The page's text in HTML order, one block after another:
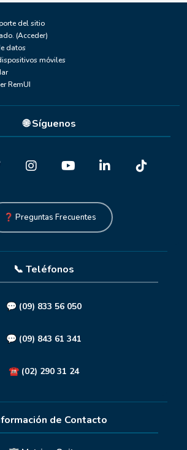
del sitio
(Acceder)
datos
móviles
RemUI
de Contacto
📞 Teléfonos
💬 (09) 833 56 050
💬 (09) 843 61 341
☎️ (02) 290 31 24
🌐 Síguenos
❓ Preguntas Frecuentes